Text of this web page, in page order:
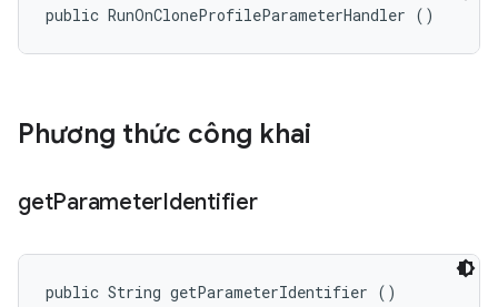
public RunOnCloneProfileParameterHandler ()
Phương thức công khai
getParameterIdentifier
public String getParameterIdentifier ()